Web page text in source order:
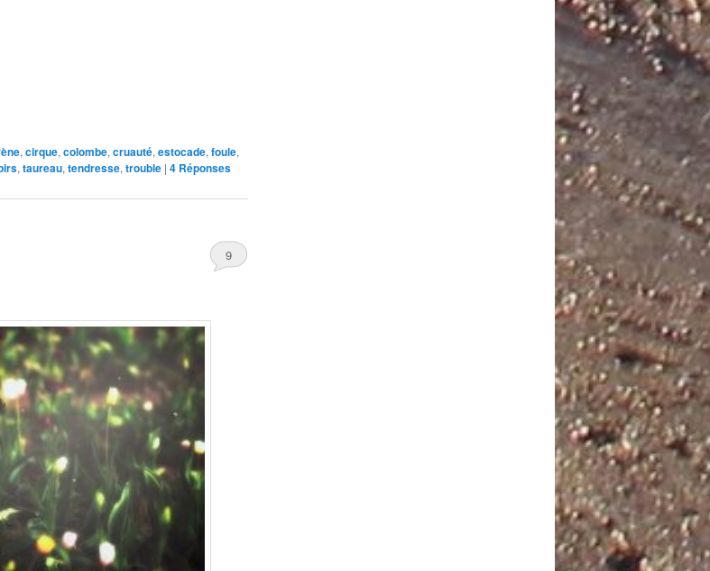
, cirque, colombe, cruauté, estocade, foule,
, taureau, tendresse, trouble | 4 Réponses
9